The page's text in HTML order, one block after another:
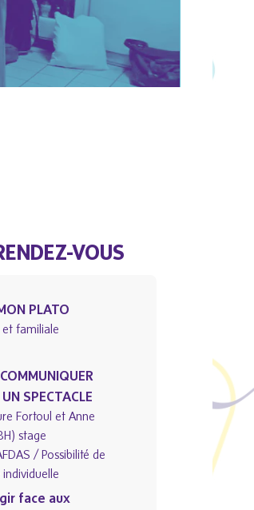
VOUS
PLATO
familiale
SPECTACLE
Fortoul et Anne
stage
/ Possibilité de
face aux